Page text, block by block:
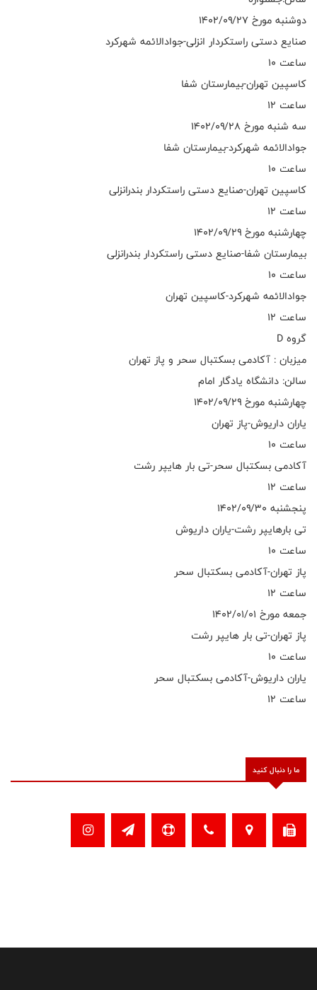
دوشنبه مورخ ۱۴۰۲/۰۹/۲۷
صنایع دستی راستکردار انزلی-جوادالائمه شهرکرد
ساعت ۱۰
کاسپین تهران-بیمارستان شفا
ساعت ۱۲
سه شنبه مورخ ۱۴۰۲/۰۹/۲۸
جوادالائمه شهرکرد-بیمارستان شفا
ساعت ۱۰
کاسپین تهران-صنایع دستی راستکردار بندرانزلی
ساعت ۱۲
چهارشنبه مورخ ۱۴۰۲/۰۹/۲۹
بیمارستان شفا-صنایع دستی راستکردار بندرانزلی
ساعت ۱۰
جوادالائمه شهرکرد-کاسپین تهران
ساعت ۱۲
گروه D
میزبان : آکادمی بسکتبال سحر و پاز تهران
سالن: دانشگاه یادگار امام
چهارشنبه مورخ ۱۴۰۲/۰۹/۲۹
یاران داریوش-پاز تهران
ساعت ۱۰
آکادمی بسکتبال سحر-تی بار هایپر رشت
ساعت ۱۲
پنجشنبه ۱۴۰۲/۰۹/۳۰
تی بارهایپر رشت-یاران داریوش
ساعت ۱۰
پاز تهران-آکادمی بسکتبال سحر
ساعت ۱۲
جمعه مورخ ۱۴۰۲/۰۱/۰۱
پاز تهران-تی بار هایپر رشت
ساعت ۱۰
یاران داریوش-آکادمی بسکتبال سحر
ساعت ۱۲
ما را دنبال کنید